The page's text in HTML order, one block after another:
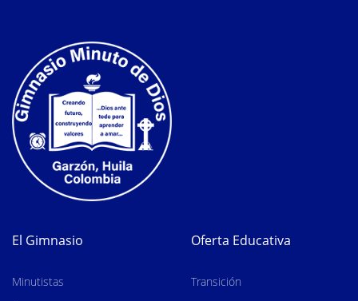
El Gimnasio
Minutistas
Oferta Educativa
Transición